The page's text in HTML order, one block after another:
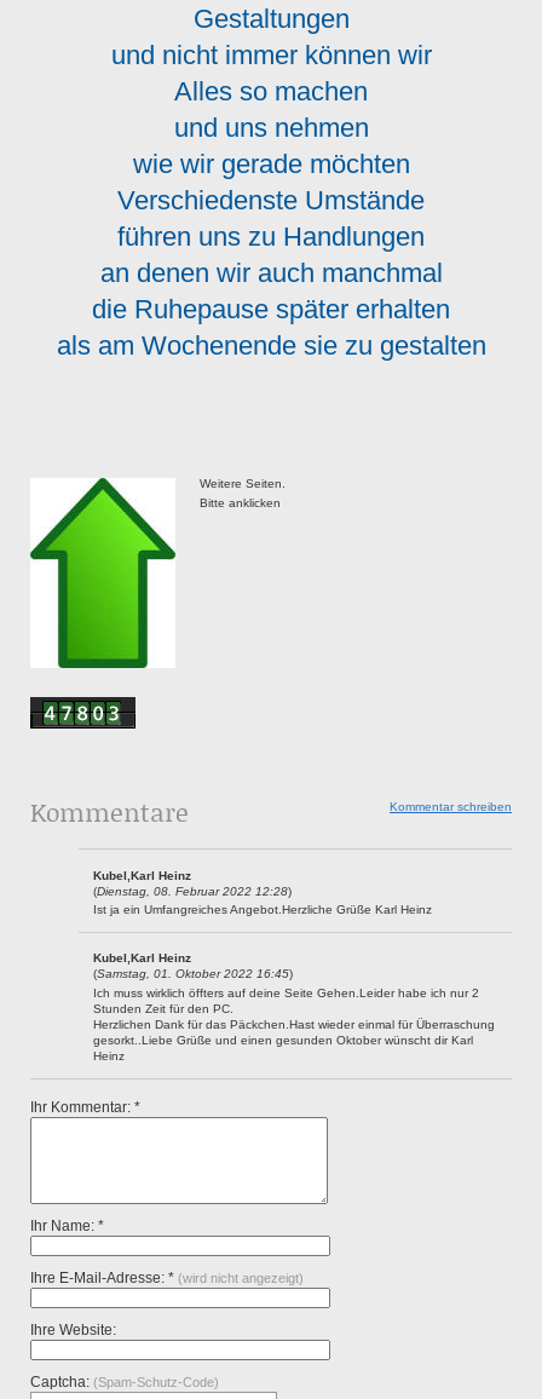
Gestaltungen
und nicht immer können wir
Alles so machen
und uns nehmen
wie wir gerade möchten
Verschiedenste Umstände
führen uns zu Handlungen
an denen wir auch manchmal
die Ruhepause später erhalten
als am Wochenende sie zu gestalten
Weitere Seiten.
Bitte anklicken
Kommentar schreiben
Kommentare
Kubel,Karl Heinz
(Dienstag, 08. Februar 2022 12:28)
Ist ja ein Umfangreiches Angebot.Herzliche Grüße Karl Heinz
Kubel,Karl Heinz
(Samstag, 01. Oktober 2022 16:45)
Ich muss wirklich öffters auf deine Seite Gehen.Leider habe ich nur 2
Stunden Zeit für den PC.
Herzlichen Dank für das Päckchen.Hast wieder einmal für Überraschung
gesorkt..Liebe Grüße und einen gesunden Oktober wünscht dir Karl
Heinz
Ihr Kommentar: *
Ihr Name: *
Ihre E-Mail-Adresse: * (wird nicht angezeigt)
Ihre Website:
Captcha: (Spam-Schutz-Code)